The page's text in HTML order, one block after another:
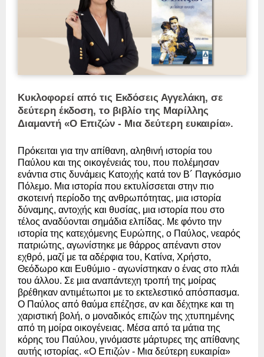
Κυκλοφορεί από τις Εκδόσεις Αγγελάκη, σε
δεύτερη έκδοση, το βιβλίο της Μαρίλλης
Διαμαντή «Ο Επιζών - Μια δεύτερη ευκαιρία».
Πρόκειται για την απίθανη, αληθινή ιστορία του
Παύλου και της οικογένειάς του, που πολέμησαν
ενάντια στις δυνάμεις Κατοχής κατά τον Β´ Παγκόσμιο
Πόλεμο. Μια ιστορία που εκτυλίσσεται στην πιο
σκοτεινή περίοδο της ανθρωπότητας, μια ιστορία
δύναμης, αντοχής και θυσίας, μια ιστορία που στο
τέλος αναδύονται σημάδια ελπίδας. Με φόντο την
ιστορία της κατεχόμενης Ευρώπης, ο Παύλος, νεαρός
πατριώτης, αγωνίστηκε με θάρρος απέναντι στον
εχθρό, μαζί με τα αδέρφια του, Κατίνα, Χρήστο,
Θεόδωρο και Ευθύμιο - αγωνίστηκαν ο ένας στο πλάι
του άλλου. Σε μια αναπάντεχη τροπή της μοίρας
βρέθηκαν αντιμέτωποι με το εκτελεστικό απόσπασμα.
Ο Παύλος από θαύμα επέζησε, αν και δέχτηκε και τη
χαριστική βολή, ο μοναδικός επιζών της χτυπημένης
από τη μοίρα οικογένειας. Μέσα από τα μάτια της
κόρης του Παύλου, γινόμαστε μάρτυρες της απίθανης
αυτής ιστορίας. «Ο Επιζών - Μια δεύτερη ευκαιρία»